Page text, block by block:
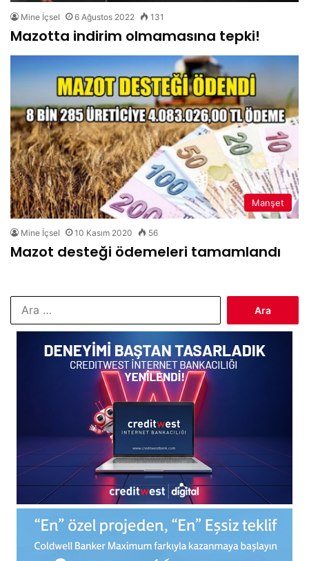
Mine İçsel 6 Ağustos 2022 131
Mazotta indirim olmamasına tepki!
Manşet
Mine İçsel 10 Kasım 2020 56
Mazot desteği ödemeleri tamamlandı